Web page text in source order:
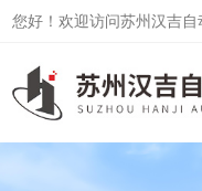
您好！欢迎访问苏州汉吉自